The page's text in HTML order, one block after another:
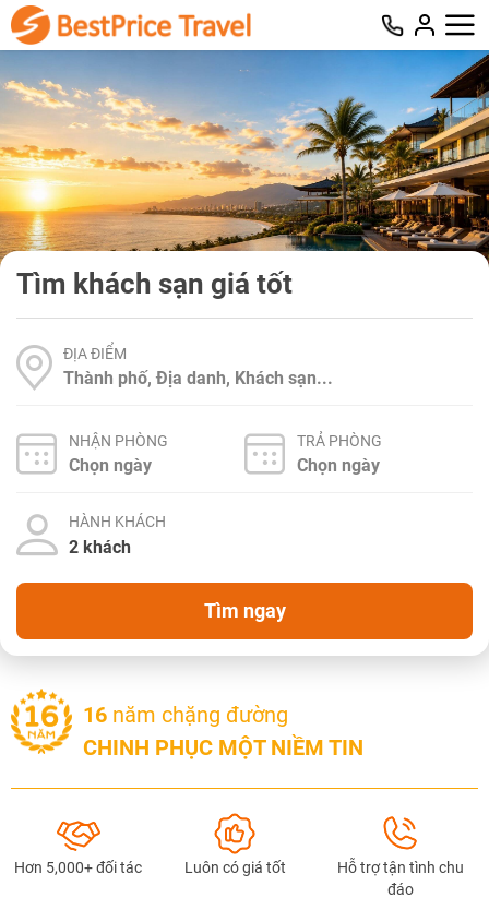
Tìm khách sạn giá tốt
ĐỊA ĐIỂM
NHẬN PHÒNG TRẢ PHÒNG
HÀNH KHÁCH
Tìm ngay
16 năm chặng đường
CHINH PHỤC MỘT NIỀM TIN
Hơn 5,000+ đối tác Luôn có giá tốt
Hỗ trợ tận tình chu
đáo
TƯ VẤN NGAY
NHẬN ƯU ĐÃI NGAY